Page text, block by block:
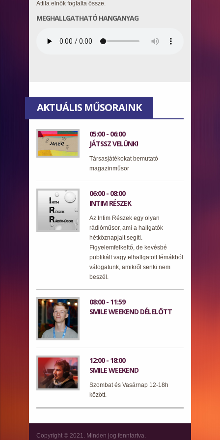
Attila elnök foglalta össze.
MEGHALLGATHATÓ HANGANYAG
AKTUÁLIS MŰSORAINK
05:00 - 06:00
JÁTSSZ VELÜNK!
Társasjátékokat bemutató
magazinműsor
06:00 - 08:00
INTIM RÉSZEK
Az Intim Részek egy olyan
rádióműsor, ami a hallgatók
hétköznapjait segíti.
Figyelemfelkeltő, de kevésbé
publikált vagy elhallgatott témákból
válogatunk, amikről senki nem
beszél.
08:00 - 11:59
SMILE WEEKEND DÉLELŐTT
12:00 - 18:00
SMILE WEEKEND
Szombat és Vasárnap 12-18h
között.
Copyright © 2021. Minden jog fenntartva.